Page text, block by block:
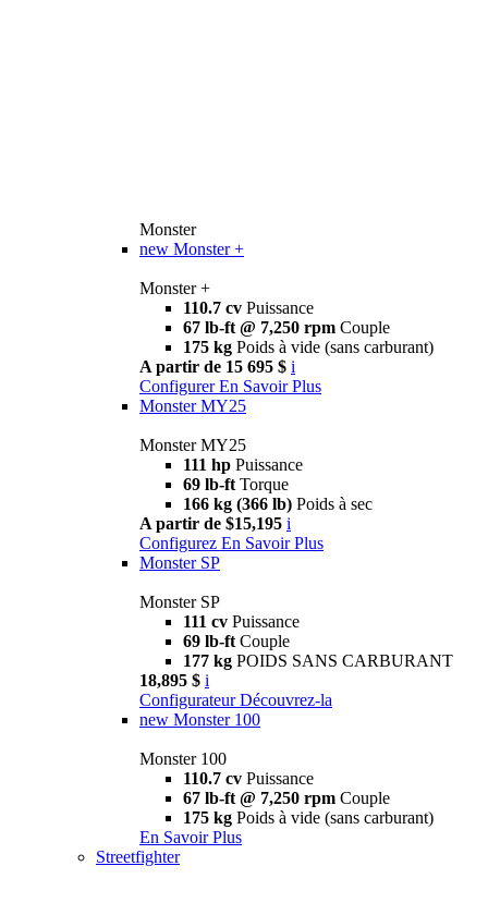
Monster
new Monster +
Monster +
110.7 cv Puissance
67 lb-ft @ 7,250 rpm Couple
175 kg Poids à vide (sans carburant)
A partir de 15 695 $ i
Configurer En Savoir Plus
Monster MY25
Monster MY25
111 hp Puissance
69 lb-ft Torque
166 kg (366 lb) Poids à sec
A partir de $15,195 i
Configurez En Savoir Plus
Monster SP
Monster SP
111 cv Puissance
69 lb-ft Couple
177 kg POIDS SANS CARBURANT
18,895 $ i
Configurateur Découvrez-la
new Monster 100
Monster 100
110.7 cv Puissance
67 lb-ft @ 7,250 rpm Couple
175 kg Poids à vide (sans carburant)
En Savoir Plus
Streetfighter